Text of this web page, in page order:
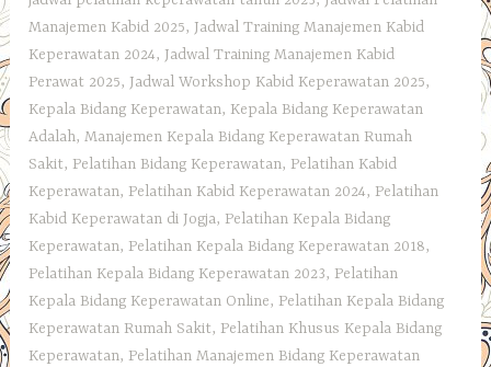
Manajemen Kabid 2025, Jadwal Training Manajemen Kabid
Keperawatan 2024, Jadwal Training Manajemen Kabid
Perawat 2025, Jadwal Workshop Kabid Keperawatan 2025,
Kepala Bidang Keperawatan, Kepala Bidang Keperawatan
Adalah,Manajemen Kepala Bidang Keperawatan Rumah
Sakit, Pelatihan Bidang Keperawatan, Pelatihan Kabid
Keperawatan, Pelatihan Kabid Keperawatan 2024, Pelatihan
Kabid Keperawatan di Jogja, Pelatihan Kepala Bidang
Keperawatan, Pelatihan Kepala Bidang Keperawatan 2018,
Pelatihan Kepala Bidang Keperawatan 2023, Pelatihan
Kepala Bidang Keperawatan Online, Pelatihan Kepala Bidang
Keperawatan Rumah Sakit, Pelatihan Khusus Kepala Bidang
Keperawatan, Pelatihan Manajemen Bidang Keperawatan